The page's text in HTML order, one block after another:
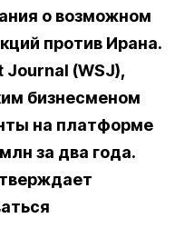
о возможном
против Ирана.
Journal (WSJ),
бизнесменом
на платформе
за два года.